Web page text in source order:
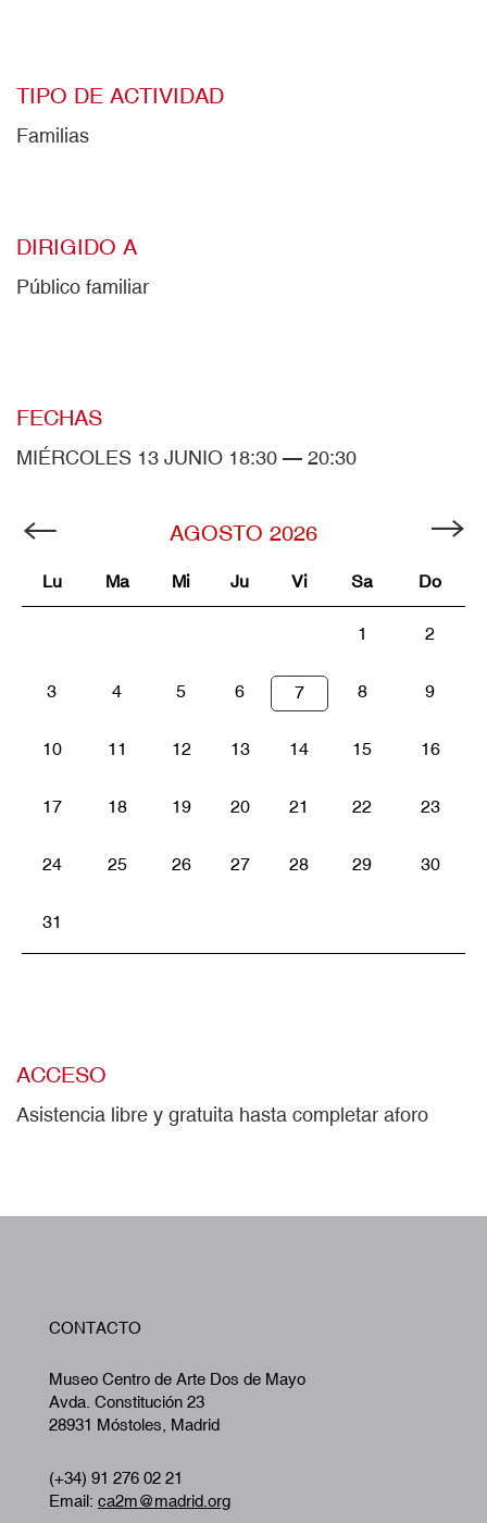
TIPO DE ACTIVIDAD
Familias
DIRIGIDO A
Público familiar
FECHAS
MIÉRCOLES 13 JUNIO 18:30 — 20:30
AGOSTO 2026
Lu Ma Mi Ju Vi Sa Do
1 2
3 4 5 6 7 8 9
10 11 12 13 14 15 16
17 18 19 20 21 22 23
24 25 26 27 28 29 30
31
ACCESO
Asistencia libre y gratuita hasta completar aforo
CONTACTO
Museo Centro de Arte Dos de Mayo
Avda. Constitución 23
28931 Móstoles, Madrid
(+34) 91 276 02 21
Email: ca2m@madrid.org